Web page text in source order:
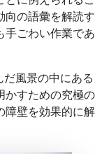
向の語彙を解読す
手ごわい作業であ
風景の中にある
かすための究極の
障壁を効果的に解